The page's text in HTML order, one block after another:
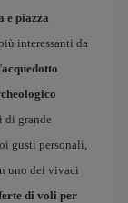
e piazza
interessanti da
acquedotto
di grande
gusti personali,
uno dei vivaci
di voli per